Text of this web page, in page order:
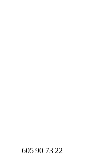
605 90 73 22